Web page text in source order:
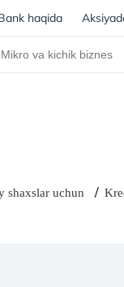
haqida (current)
Mikro va kichik biznes
shaxslar uchun